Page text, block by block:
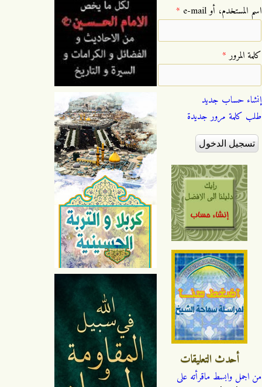
‏اسم المستخدم، أو e-mail ‏ *
‏كلمة المرور ‏*
إنشاء حساب جديد
طلب كلمة مرور جديدة
أحدث التعليقات
من اجمل وابسط ماقرأته على